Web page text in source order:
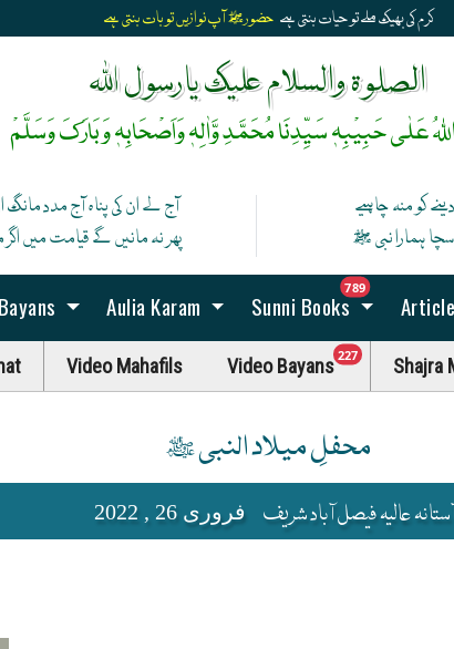
الصلوۃ والسلام علیک یارسول اللہ
عَلٰی حَبِیْبِہٖ سَیِّدِنَا مُحَمَّدِ وَّاٰلِہٖ وَاَصْحَابِہٖ وَبَارَکَ وَسَلَّمْ
آج لے ان کی پناہ آج مدد
پھر نہ مانیں گے قیامت میں اگر
کو منہ چاہیے
ہمارا نبی ﷺ
Aulia Karam Sunni Books
789unread
Video Mahafils Video Bayans227unreadShajra
محفلِ میلاد النبی ﷺ
فروری 26 , 2022 عالیہ فیصل آباد شریف